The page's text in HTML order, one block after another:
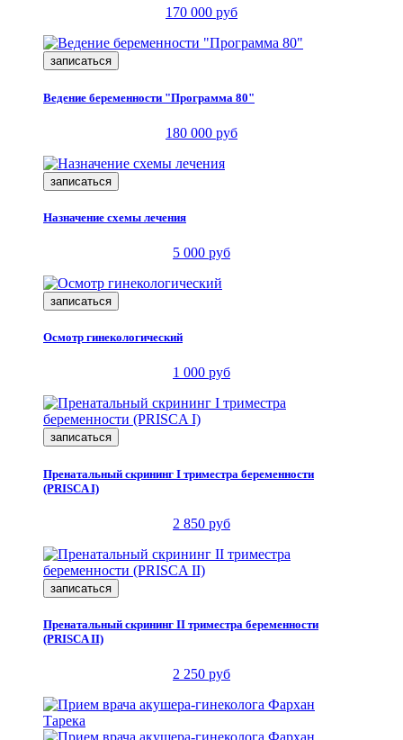
170 000 руб
записаться
Ведение беременности "Программа 80"
180 000 руб
записаться
Назначение схемы лечения
5 000 руб
записаться
Осмотр гинекологический
1 000 руб
записаться
Пренатальный скрининг I триместра беременности
(PRISCA I)
2 850 руб
записаться
Пренатальный скрининг II триместра беременности
(PRISCA II)
2 250 руб